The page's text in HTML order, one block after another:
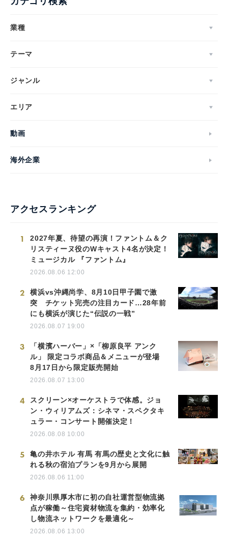
業種
テーマ
ジャンル
エリア
動画
海外企業
アクセスランキング
1
2027年夏、待望の再演！ファントム＆ク
リスティーヌ役のWキャスト4名が決定！
ミュージカル 『ファントム』
2026.08.06 12:00
2
横浜vs沖縄尚学、8月10日甲子園で激
突 チケット完売の注目カード…28年前
にも横浜が演じた“伝説の一戦”
2026.08.07 19:00
3
「横濱ハーバー」×「柳原良平 アンク
ル」 限定コラボ商品＆メニューが登場
8月17日から限定販売開始
2026.08.07 13:00
4
スクリーン×オーケストラで体感。ジョ
ン・ウィリアムズ：シネマ・スペクタキ
ュラー・コンサート開催決定！
2026.08.08 10:00
5
亀の井ホテル 有馬 有馬の歴史と文化に触
れる秋の宿泊プランを9月から展開
2026.08.06 11:00
6
神奈川県厚木市に初の自社運営型物流拠
点が稼働～住宅資材物流を集約・効率化
し物流ネットワークを最適化～
2026.08.06 13:00